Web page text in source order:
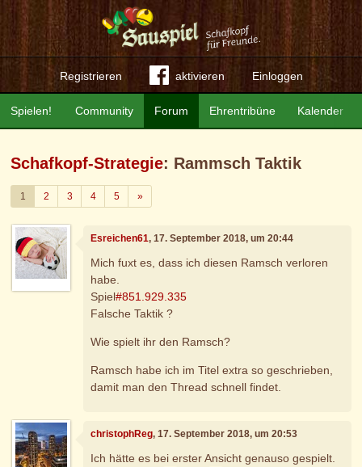
Registrieren aktivieren Einloggen
Community Forum Ehrentribüne Kalender
Spielen!
Schafkopf-Strategie: Rammsch Taktik
1 2 3 4 5 »Weiter
Esreichen61, 17. September 2018, um 20:44
Mich fuxt es, dass ich diesen Ramsch verloren
habe.
Spiel#851.929.335
Falsche Taktik ?
Wie spielt ihr den Ramsch?
Ramsch habe ich im Titel extra so geschrieben,
damit man den Thread schnell findet.
christophReg, 17. September 2018, um 20:53
Ich hätte es bei erster Ansicht genauso gespielt.